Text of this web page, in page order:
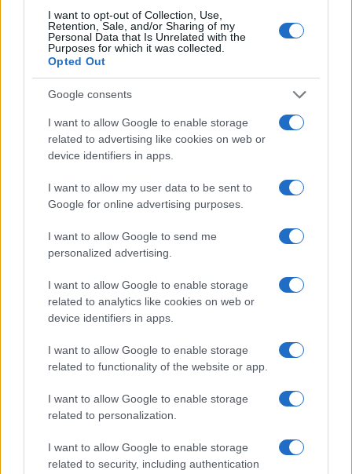
I want to opt-out of Collection, Use,
Retention, Sale, and/or Sharing of my
Personal Data that Is Unrelated with the
Purposes for which it was collected.
Opted Out
Google consents
I want to allow Google to enable storage
related to advertising like cookies on web or
device identifiers in apps.
I want to allow my user data to be sent to
Google for online advertising purposes.
I want to allow Google to send me
personalized advertising.
I want to allow Google to enable storage
related to analytics like cookies on web or
device identifiers in apps.
I want to allow Google to enable storage
related to functionality of the website or app.
I want to allow Google to enable storage
related to personalization.
I want to allow Google to enable storage
related to security, including authentication
Bocciature scolastiche: i casi giudiziari che hanno
fatto discutere
Disastri climatici 2026: incendi, alluvioni e caldo